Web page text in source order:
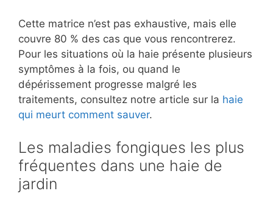
Cette matrice n’est pas exhaustive, mais elle
couvre 80 % des cas que vous rencontrerez.
Pour les situations où la haie présente plusieurs
symptômes à la fois, ou quand le
dépérissement progresse malgré les
traitements, consultez notre article sur la haie
qui meurt comment sauver.
Les maladies fongiques les plus
fréquentes dans une haie de
jardin